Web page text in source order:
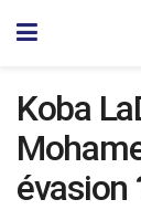
Koba
évasion